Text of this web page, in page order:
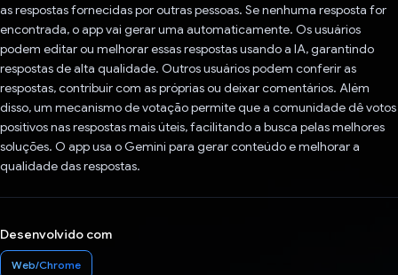
as respostas fornecidas por outras pessoas. Se nenhuma resposta for
encontrada, o app vai gerar uma automaticamente. Os usuários
podem editar ou melhorar essas respostas usando a IA, garantindo
respostas de alta qualidade. Outros usuários podem conferir as
respostas, contribuir com as próprias ou deixar comentários. Além
disso, um mecanismo de votação permite que a comunidade dê votos
positivos nas respostas mais úteis, facilitando a busca pelas melhores
soluções. O app usa o Gemini para gerar conteúdo e melhorar a
qualidade das respostas.
Desenvolvido com
Web/Chrome